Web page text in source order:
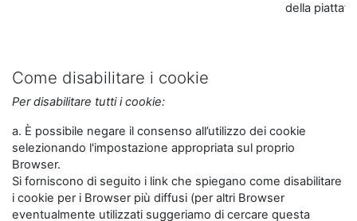
della
Come disabilitare i cookie
Per disabilitare tutti i cookie:
a. È possibile negare il consenso all’utilizzo dei cookie
selezionando l'impostazione appropriata sul proprio
Browser.
Si forniscono di seguito i link che spiegano come disabilitare
i cookie per i Browser più diffusi (per altri Browser
eventualmente utilizzati suggeriamo di cercare questa